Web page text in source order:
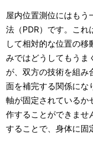
屋内位置測位にはもう
法（PDR）です。これ
して相対的な位置の
みではどうしてもうま
が、双方の技術を組み
面を補完する関係にな
軸が固定されているか
作することができませ
することで、身体に固